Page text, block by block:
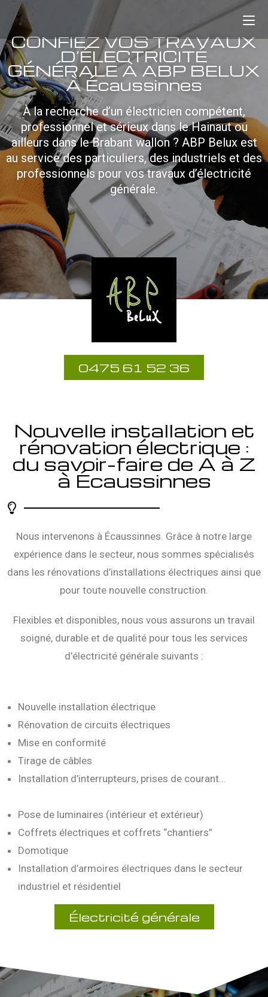
CONFIEZ VOS TRAVAUX
D’ÉLECTRICITÉ
GÉNÉRALE À ABP BELUX
À Écaussinnes
À la recherche d’un électricien compétent,
professionnel et sérieux dans le Hainaut ou
ailleurs dans le Brabant wallon ? ABP Belux est
au service des particuliers, des industriels et des
professionnels pour vos travaux d’électricité
générale.
0475 61 52 36
Nouvelle installation et
rénovation électrique :
du savoir-faire de A à Z
à Écaussinnes
Nous intervenons à Écaussinnes. Grâce à notre large
expérience dans le secteur, nous sommes spécialisés
dans les rénovations d’installations électriques ainsi que
pour toute nouvelle construction.
Flexibles et disponibles, nous vous assurons un travail
soigné, durable et de qualité pour tous les services
d’électricité générale suivants :
Nouvelle installation électrique
Rénovation de circuits électriques
Mise en conformité
Tirage de câbles
Installation d’interrupteurs, prises de courant…
Pose de luminaires (intérieur et extérieur)
Coffrets électriques et coffrets “chantiers”
Domotique
Installation d’armoires électriques dans le secteur
industriel et résidentiel
Électricité générale